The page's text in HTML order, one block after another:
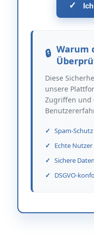
✓
Warum
Diese
unsere
Zugriffen und
Spam-Schutz
Echte Nutzer
Sichere Daten
DSGVO-